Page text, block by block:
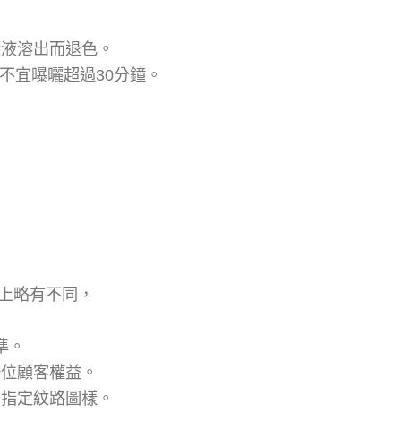
溶出而退色。
宜曝曬超過30分鐘。
略有不同，
。
顧客權益。
定紋路圖樣。